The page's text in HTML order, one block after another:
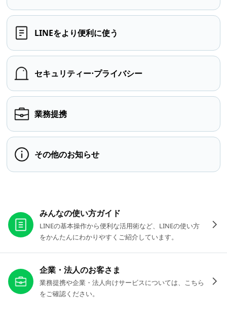
LINEをより便利に使う
セキュリティー⋅プライバシー
業務提携
その他のお知らせ
みんなの使い方ガイド
LINEの基本操作から便利な活用術など、LINEの使い方
をかんたんにわかりやすくご紹介しています。
企業・法人のお客さま
業務提携や企業・法人向けサービスについては、こちら
をご確認ください。